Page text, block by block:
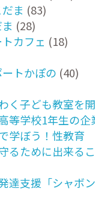
ま (83)
(28)
カフェ (18)
トかぽの (40)
く子ども教室を
等学校1年生の企
学ぼう！性教育
るために出来る
達支援「シャボン